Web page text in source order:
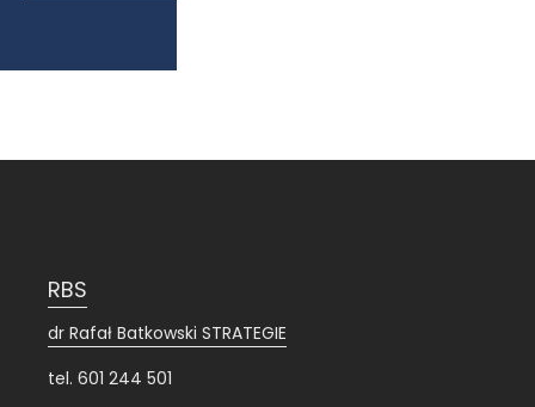
RBS
dr Rafał Batkowski STRATEGIE
tel. 601 244 501